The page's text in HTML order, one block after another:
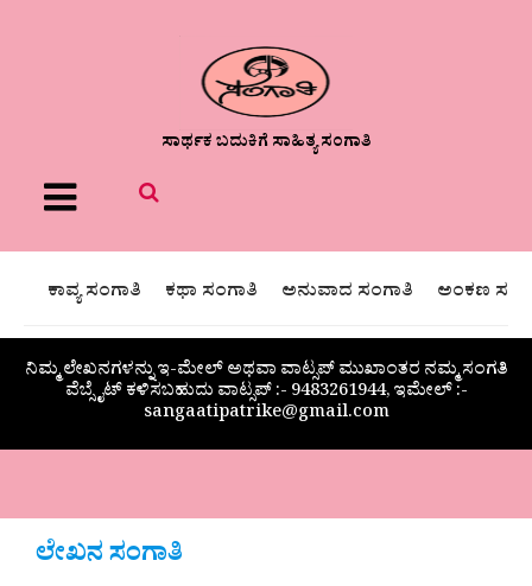
ಸಾರ್ಥಕ ಬದುಕಿಗೆ ಸಾಹಿತ್ಯ ಸಂಗಾತಿ
Menu
ಕಾವ್ಯ ಸಂಗಾತಿ ಕಥಾ ಸಂಗಾತಿ ಅನುವಾದ ಸಂಗಾತಿ ಅಂಕಣ
ನಿಮ್ಮ ಲೇಖನಗಳನ್ನು ಇ-ಮೇಲ್ ಅಥವಾ ವಾಟ್ಸಪ್ ಮುಖಾಂತರ ನಮ್ಮ ಸಂಗತಿ
ವೆಬ್ಸೈಟ್ ಕಳಿಸಬಹುದು ವಾಟ್ಸಪ್‌ :- 9483261944, ಇಮೇಲ್ :-
sangaatipatrike@gmail.com
ಲೇಖನ ಸಂಗಾತಿ